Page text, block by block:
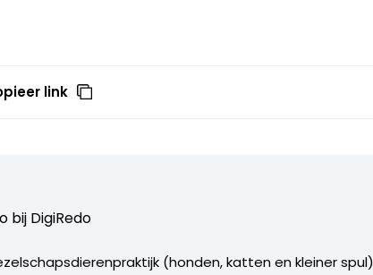
link
bij DigiRedo
(honden, katten en kleiner spul)